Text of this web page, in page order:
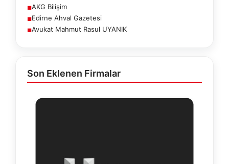
■AKG Bilişim
■Edirne Ahval Gazetesi
■Avukat Mahmut Rasul UYANIK
Son Eklenen Firmalar